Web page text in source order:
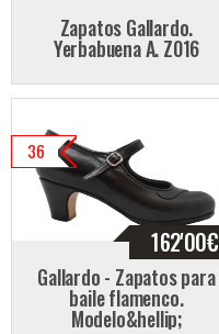
Zapatos Gallardo.
Yerbabuena A. Z016
36
162'00€
Gallardo - Zapatos para
baile flamenco.
Modelo&hellip;